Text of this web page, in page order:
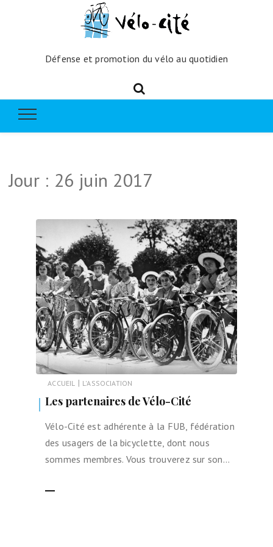
Défense et promotion du vélo au quotidien
Jour : 26 juin 2017
ACCUEIL | L'ASSOCIATION
Les partenaires de Vélo-Cité
Vélo-Cité est adhérente à la FUB, fédération
des usagers de la bicyclette, dont nous
sommes membres. Vous trouverez sur son…